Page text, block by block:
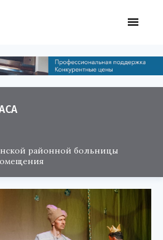
районной больницы